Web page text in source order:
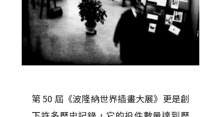
第 50 屆《波隆納世界插畫大展》更是創